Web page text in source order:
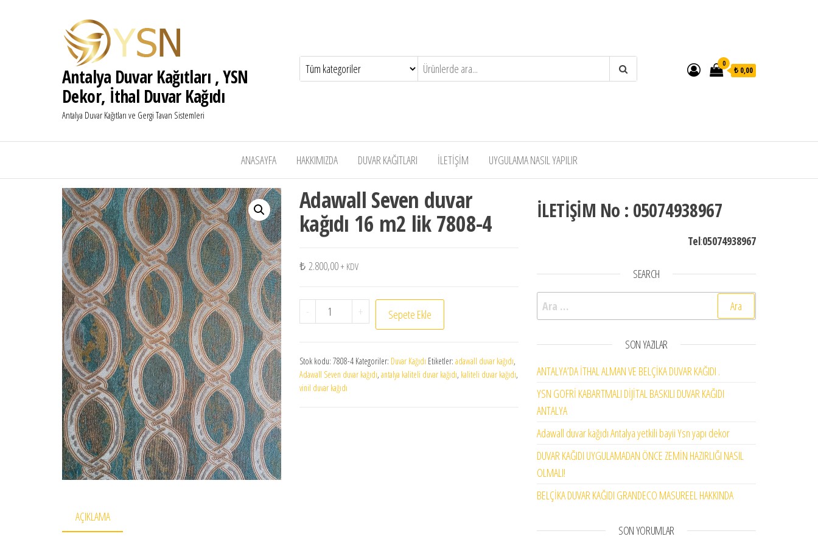
Antalya Duvar Kağıtları , YSN
Dekor, İthal Duvar Kağıdı
Antalya Duvar Kağıtları ve Gergi Tavan Sistemleri
0
₺ 0,00
ANASAYFA HAKKIMIZDA DUVAR KAĞITLARI İLETİŞİM UYGULAMA NASIL YAPILIR
Adawall Seven duvar
kağıdı 16 m2 lik 7808-4
₺ 2.800,00 + KDV
- Adawall Seven duvar kağıdı 16 m2 lik 7808-4 adet
+ Sepete Ekle
Stok kodu: 7808-4 Kategoriler: Duvar Kağıdı Etiketler: adawall duvar kağıdı,
Adawall Seven duvar kağıdı, antalya kaliteli duvar kağıdı, kaliteli duvar kağıdı,
vinil duvar kağıdı
AÇIKLAMA
İLETİŞİM No : 05074938967
Tel:05074938967
SEARCH
Arama:
SON YAZILAR
ANTALYA’DA İTHAL ALMAN VE BELÇİKA DUVAR KAĞIDI .
YSN GOFRİ KABARTMALI DİJİTAL BASKILI DUVAR KAĞIDI
ANTALYA
Adawall duvar kağıdı Antalya yetkili bayii Ysn yapı dekor
DUVAR KAĞIDI UYGULAMADAN ÖNCE ZEMİN HAZIRLIĞI NASIL
OLMALI!
BELÇİKA DUVAR KAĞIDI GRANDECO MASUREEL HAKKINDA
SON YORUMLAR